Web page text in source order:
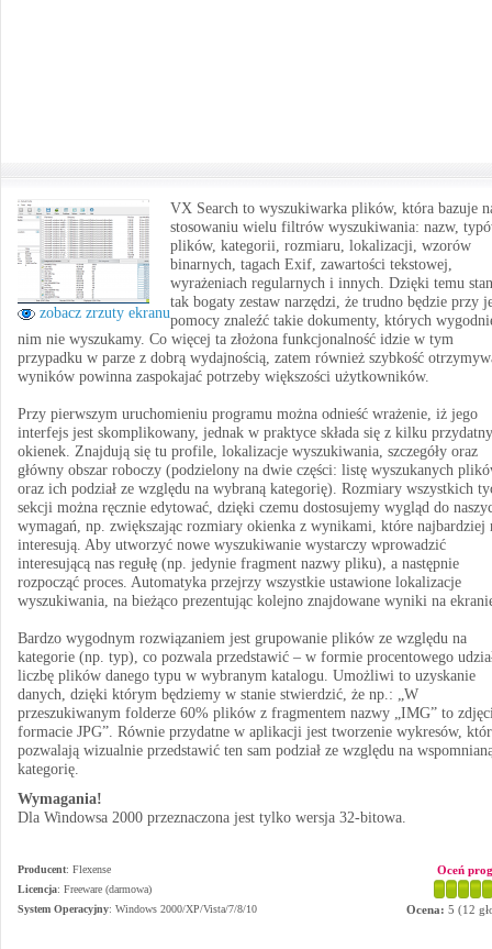
zobacz zrzuty ekranu
VX Search to wyszukiwarka plików, która bazuje
stosowaniu wielu filtrów wyszukiwania: nazw,
plików, kategorii, rozmiaru, lokalizacji, wzorów
binarnych, tagach Exif, zawartości tekstowej,
wyrażeniach regularnych i innych. Dzięki temu
tak bogaty zestaw narzędzi, że trudno będzie przy
pomocy znaleźć takie dokumenty, których
nim nie wyszukamy. Co więcej ta złożona funkcjonalność idzie w tym
przypadku w parze z dobrą wydajnością, zatem również szybkość
wyników powinna zaspokajać potrzeby większości użytkowników.
Przy pierwszym uruchomieniu programu można odnieść wrażenie, iż jego
interfejs jest skomplikowany, jednak w praktyce składa się z kilku
okienek. Znajdują się tu profile, lokalizacje wyszukiwania, szczegóły oraz
główny obszar roboczy (podzielony na dwie części: listę wyszukanych
oraz ich podział ze względu na wybraną kategorię). Rozmiary wszystkich
sekcji można ręcznie edytować, dzięki czemu dostosujemy wygląd do
wymagań, np. zwiększając rozmiary okienka z wynikami, które najbardziej
interesują. Aby utworzyć nowe wyszukiwanie wystarczy wprowadzić
interesującą nas regułę (np. jedynie fragment nazwy pliku), a następnie
rozpocząć proces. Automatyka przejrzy wszystkie ustawione lokalizacje
wyszukiwania, na bieżąco prezentując kolejno znajdowane wyniki na
Bardzo wygodnym rozwiązaniem jest grupowanie plików ze względu na
kategorie (np. typ), co pozwala przedstawić – w formie procentowego
liczbę plików danego typu w wybranym katalogu. Umożliwi to uzyskanie
danych, dzięki którym będziemy w stanie stwierdzić, że np.: „W
przeszukiwanym folderze 60% plików z fragmentem nazwy „IMG” to
formacie JPG”. Równie przydatne w aplikacji jest tworzenie wykresów,
pozwalają wizualnie przedstawić ten sam podział ze względu na
kategorię.
Wymagania!
Dla Windowsa 2000 przeznaczona jest tylko wersja 32-bitowa.
Producent: Flexense
Licencja: Freeware (darmowa)
System Operacyjny: Windows 2000/XP/Vista/7/8/10
Oceń
Ocena: 5 (12